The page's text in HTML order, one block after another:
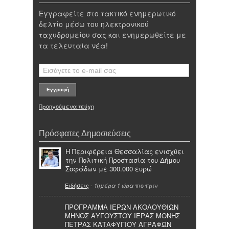
Εγγραφείτε στο τακτικό ενημερωτικό
δελτίο μέσω του ηλεκτρονικού
ταχυδρομείου σας και ενημερωθείτε με
τα τελευταία νέα!
Προηγούμενα τεύχη
Πρόσφατες Δημοσιεύσεις
Η Περιφέρεια Θεσσαλίας ενισχύει
την Πολιτική Προστασία του Δήμου
Σοφάδων με 300.000 ευρώ
Ειδήσεις - 1ημέρα 1 ώρα πιο πριν
ΠΡΟΓΡΑΜΜΑ ΙΕΡΩΝ ΑΚΟΛΟΥΘΙΩΝ
ΜΗΝΟΣ ΑΥΓΟΥΣΤΟΥ ΙΕΡΑΣ ΜΟΝΗΣ
ΠΕΤΡΑΣ ΚΑΤΑΦΥΓΙΟΥ ΑΓΡΑΦΩΝ